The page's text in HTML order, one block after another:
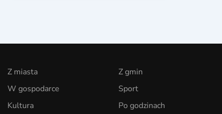
Z miasta
W gospodarce
Kultura
Z gmin
Sport
Po godzinach